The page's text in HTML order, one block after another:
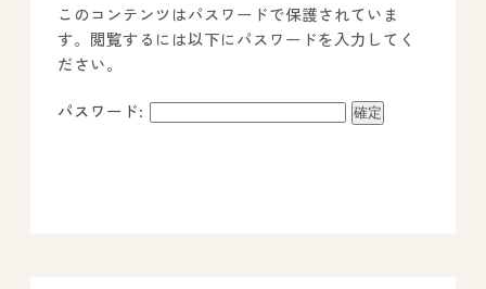
事業所のご案内
－ オールピース宗像事業所
－ オールピース福津事業所
このコンテンツはパスワードで保護されていま
す。閲覧するには以下にパスワードを入力してく
ださい。
パスワード: